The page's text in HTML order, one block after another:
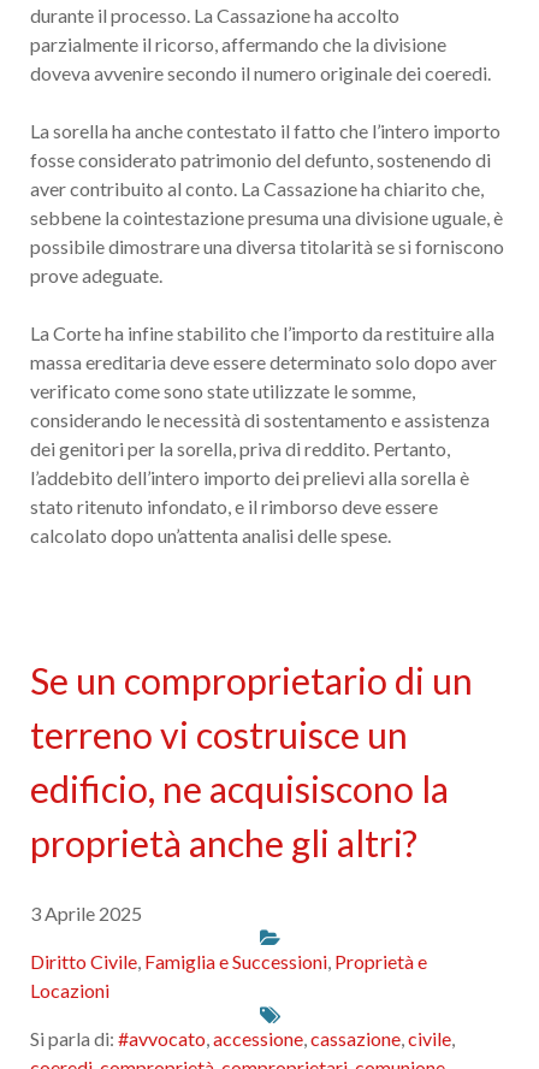
durante il processo. La Cassazione ha accolto
parzialmente il ricorso, affermando che la divisione
doveva avvenire secondo il numero originale dei coeredi.
La sorella ha anche contestato il fatto che l’intero importo
fosse considerato patrimonio del defunto, sostenendo di
aver contribuito al conto. La Cassazione ha chiarito che,
sebbene la cointestazione presuma una divisione uguale, è
possibile dimostrare una diversa titolarità se si forniscono
prove adeguate.
La Corte ha infine stabilito che l’importo da restituire alla
massa ereditaria deve essere determinato solo dopo aver
verificato come sono state utilizzate le somme,
considerando le necessità di sostentamento e assistenza
dei genitori per la sorella, priva di reddito. Pertanto,
l’addebito dell’intero importo dei prelievi alla sorella è
stato ritenuto infondato, e il rimborso deve essere
calcolato dopo un’attenta analisi delle spese.
Se un comproprietario di un
terreno vi costruisce un
edificio, ne acquisiscono la
proprietà anche gli altri?
3 Aprile 2025
Diritto Civile, Famiglia e Successioni, Proprietà e
Locazioni
Si parla di: #avvocato,accessione,cassazione,civile,